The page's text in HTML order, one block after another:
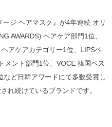
ジ ヘアマスク』が4年連続 オリ
AWARDS) ヘアケア部門1位、
アケアカテゴリー1位、LIPSベ
メント部門1位、VOCE 韓国ベス
ど日韓アワードにて多数受賞し
れ続けているブランドです。